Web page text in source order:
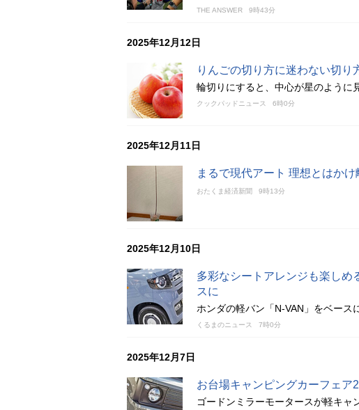
THE ANSWER 9時43分
2025年12月12日
りんごの切り方に迷わない切り
輪切りにすると、中心が星のように
クックパッドニュース 6時0分
2025年12月11日
まるで現代アート 理想とはか
おたくま経済新聞 9時13分
2025年12月10日
多彩なシートアレンジも楽しめ
スに
ホンダの軽バン「N-VAN」をベース
くるまのニュース 7時0分
2025年12月7日
お台場キャンピングカーフェア
ゴードンミラーモータースが軽キャ